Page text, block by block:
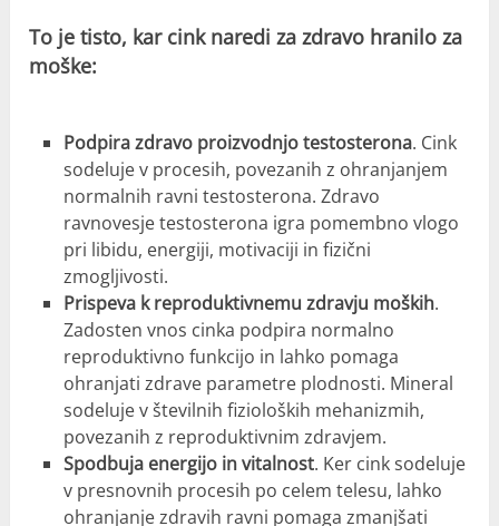
To je tisto, kar cink naredi za zdravo hranilo za
moške:
Podpira zdravo proizvodnjo testosterona. Cink
sodeluje v procesih, povezanih z ohranjanjem
normalnih ravni testosterona. Zdravo
ravnovesje testosterona igra pomembno vlogo
pri libidu, energiji, motivaciji in fizični
zmogljivosti.
Prispeva k reproduktivnemu zdravju moških.
Zadosten vnos cinka podpira normalno
reproduktivno funkcijo in lahko pomaga
ohranjati zdrave parametre plodnosti. Mineral
sodeluje v številnih fizioloških mehanizmih,
povezanih z reproduktivnim zdravjem.
Spodbuja energijo in vitalnost. Ker cink sodeluje
v presnovnih procesih po celem telesu, lahko
ohranjanje zdravih ravni pomaga zmanjšati